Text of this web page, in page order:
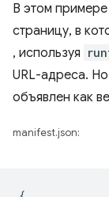
В этом
страницу, в
, используя
URL-адреса.
объявлен как
manifest.json: